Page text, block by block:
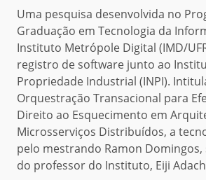
Uma pesquisa desenvolvida no
Graduação em Tecnologia da
Instituto Metrópole Digital (IMD/
registro de software junto ao
Propriedade Industrial (INPI).
Orquestração Transacional para
Direito ao Esquecimento em
Microsserviços Distribuídos, a
pelo mestrando Ramon
do professor do Instituto, Eiji